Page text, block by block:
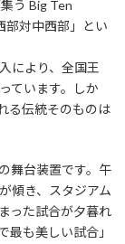
う Big Ten
部対中西部」とい
により、全国王
ています。しか
る伝統そのものは
舞台装置です。午
傾き、スタジアム
った試合が夕暮れ
最も美しい試合」